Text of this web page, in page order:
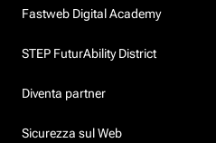
Fastweb Digital Academy
STEP FuturAbility District
Diventa partner
Sicurezza sul Web